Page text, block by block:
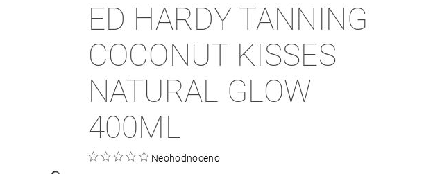
ED HARDY TANNING
COCONUT KISSES
NATURAL GLOW
400ML
Neohodnoceno